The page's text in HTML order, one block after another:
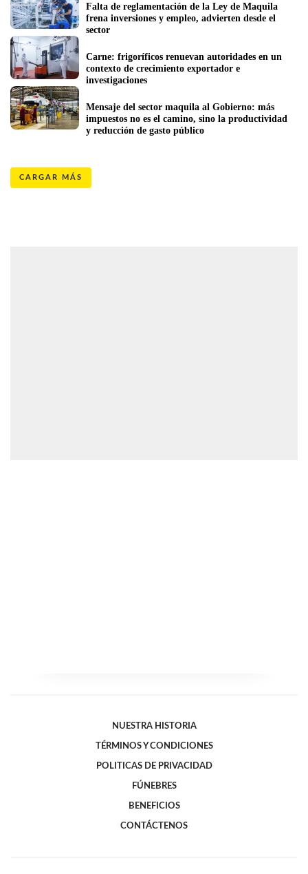
Falta de reglamentación de la Ley de Maquila
frena inversiones y empleo, advierten desde el
Carne: frigoríficos renuevan autoridades en un
contexto de crecimiento exportador e
investigaciones
Mensaje del sector maquila al Gobierno: más
impuestos no es el camino, sino la productividad
y reducción de gasto público
CARGAR MÁS
NUESTRA HISTORIA
TÉRMINOS Y CONDICIONES
POLITICAS DE PRIVACIDAD
FÚNEBRES
BENEFICIOS
CONTÁCTENOS